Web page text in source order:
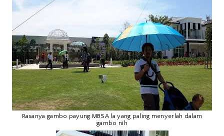
Rasanya gambo payung MBSA la yang paling menyerlah dalam
gambo nih